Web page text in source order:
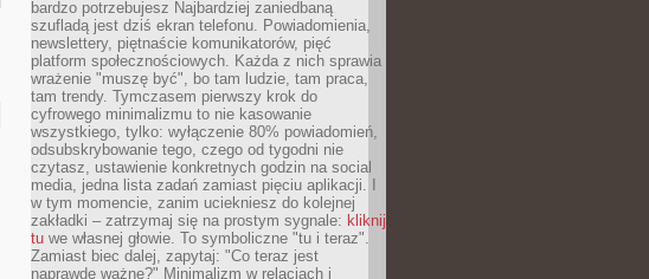
bardzo potrzebujesz Najbardziej zaniedbaną
szufladą jest dziś ekran telefonu. Powiadomienia,
newslettery, piętnaście komunikatorów, pięć
platform społecznościowych. Każda z nich sprawia
wrażenie "muszę być", bo tam ludzie, tam praca,
tam trendy. Tymczasem pierwszy krok do
cyfrowego minimalizmu to nie kasowanie
wszystkiego, tylko: wyłączenie 80% powiadomień,
odsubskrybowanie tego, czego od tygodni nie
czytasz, ustawienie konkretnych godzin na social
media, jedna lista zadań zamiast pięciu aplikacji. I
w tym momencie, zanim uciekniesz do kolejnej
zakładki – zatrzymaj się na prostym sygnale: kliknij
tu we własnej głowie. To symboliczne "tu i teraz".
Zamiast biec dalej, zapytaj: "Co teraz jest
naprawdę ważne?" Minimalizm w relacjach i